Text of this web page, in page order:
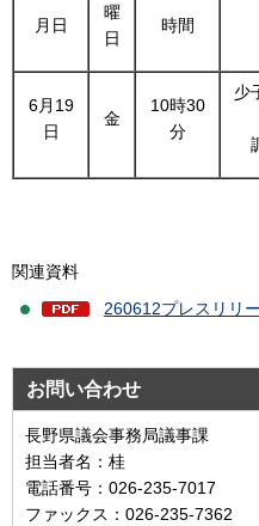
月日
曜
日
時間
6月19
日
金
10時30
分
少
関連資料
260612プレスリリ
お問い合わせ
長野県議会事務局議事課
担当者名：桂
電話番号：026-235-7017
ファックス：026-235-7362